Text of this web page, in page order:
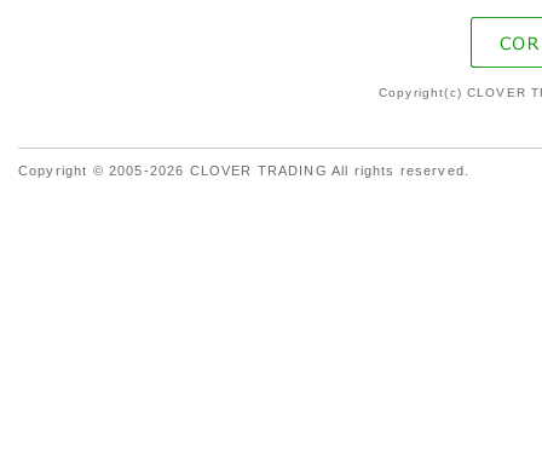
Copyright(c) CLOVER
Copyright © 2005-2026 CLOVER TRADING All rights reserved.